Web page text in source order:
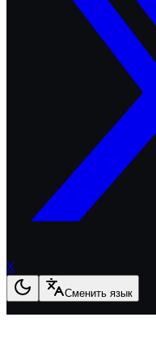
X
Сменить язык